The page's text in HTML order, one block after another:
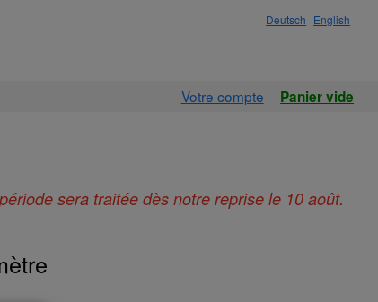
Deutsch English
Votre compte Panier vide
sera traitée dès notre reprise le 10 août.